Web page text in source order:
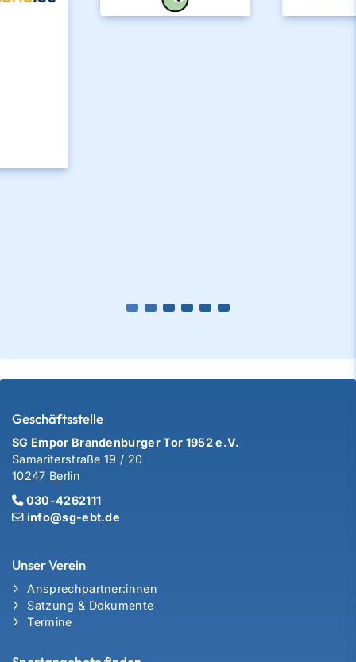
Geschäftsstelle
SG Empor Brandenburger Tor 1952 e.V.
Samariterstraße 19 / 20
10247 Berlin
030-4262111
info@sg-ebt.de
Unser Verein
Ansprechpartner:innen
Satzung & Dokumente
Termine